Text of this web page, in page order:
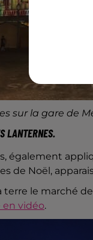
sur la gare de
LANTERNES.
également
de Noël,
terre le marché
vidéo.